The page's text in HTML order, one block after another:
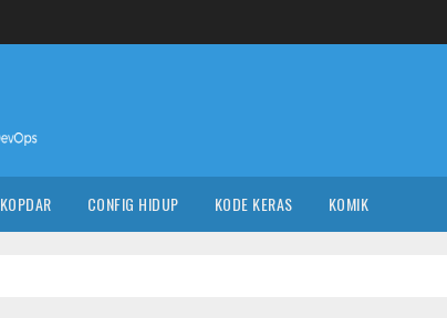
KOPDAR CONFIG HIDUP KODE KERAS KOMIK